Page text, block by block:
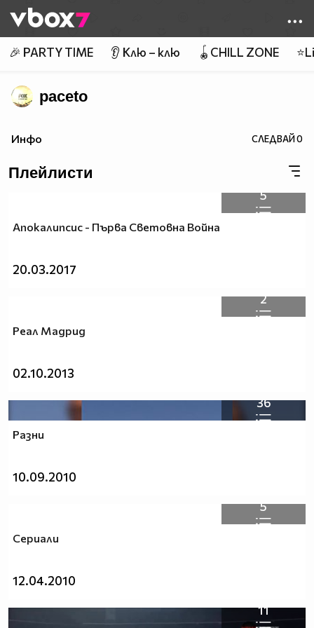
👾
🎉 PARTY TIME 👂 Клю – клю 🪀CHILL ZONE
paceto
Инфо СЛЕДВАЙ0
Плейлисти
5
Апокалипсис - Първа Световна Война
20.03.2017
2
Реал Мадрид
02.10.2013
36
Разни
10.09.2010
5
Сериали
12.04.2010
11